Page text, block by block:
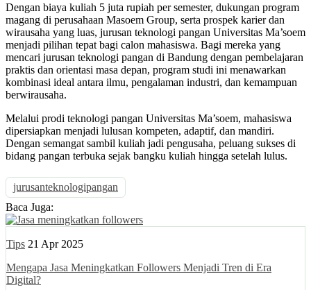
Dengan biaya kuliah 5 juta rupiah per semester, dukungan program
magang di perusahaan Masoem Group, serta prospek karier dan
wirausaha yang luas, jurusan teknologi pangan Universitas Ma’soem
menjadi pilihan tepat bagi calon mahasiswa. Bagi mereka yang
mencari jurusan teknologi pangan di Bandung dengan pembelajaran
praktis dan orientasi masa depan, program studi ini menawarkan
kombinasi ideal antara ilmu, pengalaman industri, dan kemampuan
berwirausaha.
Melalui prodi teknologi pangan Universitas Ma’soem, mahasiswa
dipersiapkan menjadi lulusan kompeten, adaptif, dan mandiri.
Dengan semangat sambil kuliah jadi pengusaha, peluang sukses di
bidang pangan terbuka sejak bangku kuliah hingga setelah lulus.
jurusanteknologipangan
Baca Juga:
Tips 21 Apr 2025
Mengapa Jasa Meningkatkan Followers Menjadi Tren di Era
Digital?